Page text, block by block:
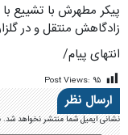
پیکر مطهرش با تشییع
زادگاهش منتقل و در
انتهای پیام/
Post Views: ۹۵
ارسال نظر
نشانی ایمیل شما منتشر نخواهد شد.